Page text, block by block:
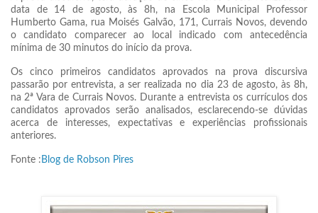
data de 14 de agosto, às 8h, na Escola Municipal Professor
Humberto Gama, rua Moisés Galvão, 171, Currais Novos, devendo
o candidato comparecer ao local indicado com antecedência
mínima de 30 minutos do início da prova.
Os cinco primeiros candidatos aprovados na prova discursiva
passarão por entrevista, a ser realizada no dia 23 de agosto, às 8h,
na 2ª Vara de Currais Novos. Durante a entrevista os currículos dos
candidatos aprovados serão analisados, esclarecendo-se dúvidas
acerca de interesses, expectativas e experiências profissionais
anteriores.
Fonte : Blog de Robson Pires